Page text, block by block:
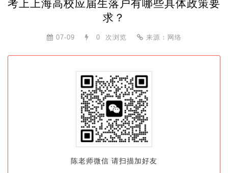
考上上海高校应届生落户有哪些具体政策要
求？
07-09 0 次浏览 来源：网络
陈老师微信 请扫描加好友